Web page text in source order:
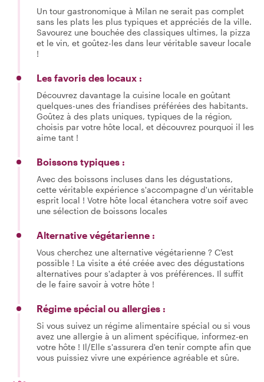
Un tour gastronomique à Milan ne serait pas complet
sans les plats les plus typiques et appréciés de la ville.
Savourez une bouchée des classiques ultimes, la pizza
et le vin, et goûtez-les dans leur véritable saveur locale
!
Les favoris des locaux :
Découvrez davantage la cuisine locale en goûtant
quelques-unes des friandises préférées des habitants.
Goûtez à des plats uniques, typiques de la région,
choisis par votre hôte local, et découvrez pourquoi il les
aime tant !
Boissons typiques :
Avec des boissons incluses dans les dégustations,
cette véritable expérience s'accompagne d'un véritable
esprit local ! Votre hôte local étanchera votre soif avec
une sélection de boissons locales
Alternative végétarienne :
Vous cherchez une alternative végétarienne ? C'est
possible ! La visite a été créée avec des dégustations
alternatives pour s'adapter à vos préférences. Il suffit
de le faire savoir à votre hôte !
Régime spécial ou allergies :
Si vous suivez un régime alimentaire spécial ou si vous
avez une allergie à un aliment spécifique, informez-en
votre hôte ! Il/Elle s'assurera d'en tenir compte afin que
vous puissiez vivre une expérience agréable et sûre.